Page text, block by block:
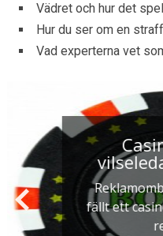
Vädret och hur det
Hur du ser om en
Vad experterna vet
fällt ett